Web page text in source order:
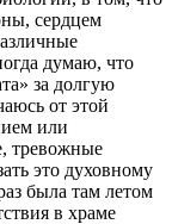
сердцем
думаю, что
за долгую
от этой
или
тревожные
это духовному
была там летом
в храме